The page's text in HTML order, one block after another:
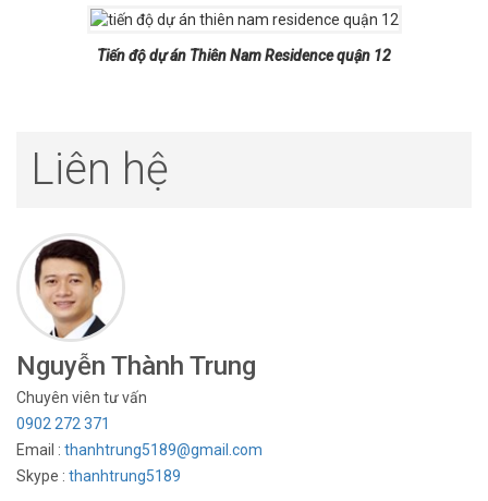
Tiến độ dự án Thiên Nam Residence quận 12
Liên hệ
Nguyễn Thành Trung
Chuyên viên tư vấn
0902 272 371
Email : thanhtrung5189@gmail.com
Skype : thanhtrung5189